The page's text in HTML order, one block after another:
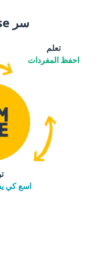
سر Memrise
تعلم
احفظ المفردات
اسع كي